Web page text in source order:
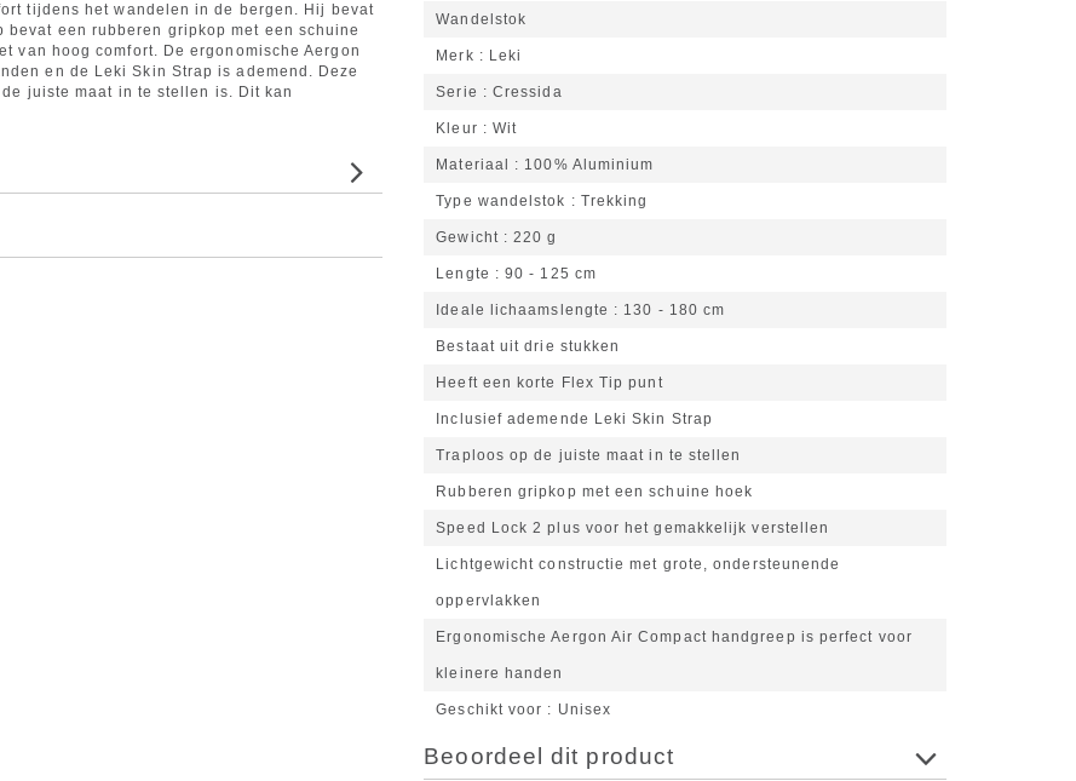
tijdens het wandelen in de bergen. Hij bevat
een rubberen gripkop met een schuine
van hoog comfort. De ergonomische Aergon
en de Leki Skin Strap is ademend. Deze
juiste maat in te stellen is. Dit kan
Wandelstok
Merk Leki
Serie Cressida
Kleur Wit
Materiaal 100% Aluminium
Type wandelstok Trekking
Gewicht 220 g
Lengte 90 - 125 cm
Ideale lichaamslengte 130 - 180 cm
Bestaat uit drie stukken
Heeft een korte Flex Tip punt
Inclusief ademende Leki Skin Strap
Traploos op de juiste maat in te stellen
Rubberen gripkop met een schuine hoek
Speed Lock 2 plus voor het gemakkelijk verstellen
Lichtgewicht constructie met grote, ondersteunende
oppervlakken
Ergonomische Aergon Air Compact handgreep is perfect voor
kleinere handen
Geschikt voor Unisex
Beoordeel dit product